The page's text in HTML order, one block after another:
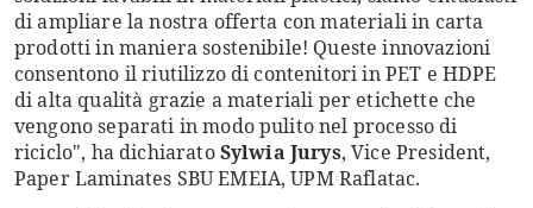
di ampliare la nostra offerta con materiali in carta
prodotti in maniera sostenibile! Queste innovazioni
consentono il riutilizzo di contenitori in PET e HDPE
di alta qualità grazie a materiali per etichette che
vengono separati in modo pulito nel processo di
riciclo", ha dichiaratoSylwia Jurys, Vice President,
Paper Laminates SBU EMEIA, UPM Raflatac.